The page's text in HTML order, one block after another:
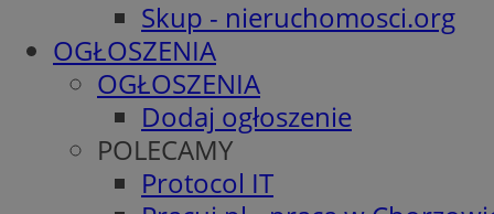
Skup - nieruchomosci.org
OGŁOSZENIA
OGŁOSZENIA
Dodaj ogłoszenie
POLECAMY
Protocol IT